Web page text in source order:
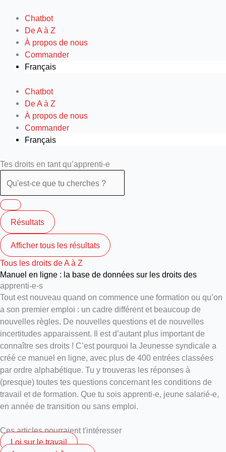
contenu
Chatbot
De A à Z
À propos de nous
Commander
Français
Chatbot
De A à Z
À propos de nous
Commander
Français
Tes droits en tant qu’apprenti-e
Search
Résultats
Afficher tous les résultats
Tous les droits de A à Z
Manuel en ligne : la base de données sur les droits des
apprenti‑e‑s
Tout est nouveau quand on commence une formation ou qu’on
a son premier emploi : un cadre différent et beaucoup de
nouvelles règles. De nouvelles questions et de nouvelles
incertitudes apparaissent. Il est d’autant plus important de
connaître ses droits ! C’est pourquoi la Jeunesse syndicale a
créé ce manuel en ligne, avec plus de 400 entrées classées
par ordre alphabétique. Tu y trouveras les réponses à
(presque) toutes tes questions concernant les conditions de
travail et de formation. Que tu sois apprenti-e, jeune salarié-e,
en année de transition ou sans emploi.
Ces articles pourraient t'intéresser
Loi sur le travail